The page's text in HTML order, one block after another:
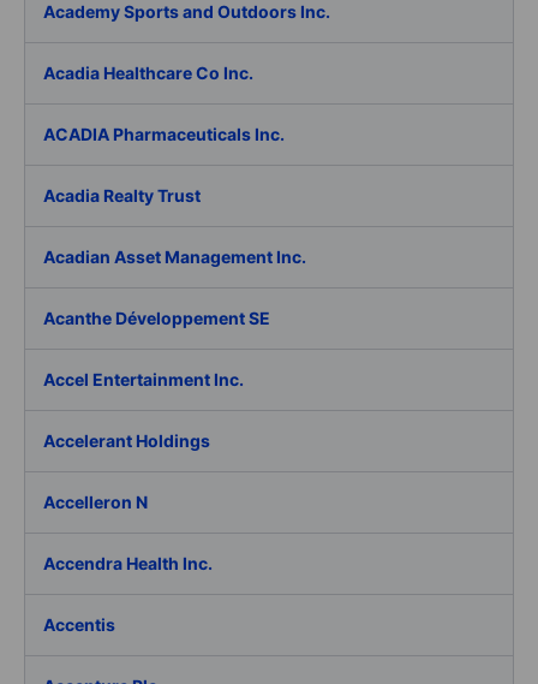
Academy Sports and Outdoors Inc.
Acadia Healthcare Co Inc.
ACADIA Pharmaceuticals Inc.
Acadia Realty Trust
Acadian Asset Management Inc.
Acanthe Développement SE
Accel Entertainment Inc.
Accelerant Holdings
Accelleron N
Accendra Health Inc.
Accentis